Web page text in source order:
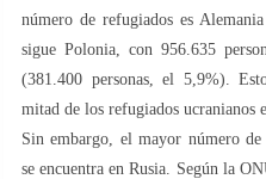
número de refugiados es
sigue Polonia, con 956.635
(381.400 personas, el 5,9%).
mitad de los refugiados ucranianos
Sin embargo, el mayor número de
se encuentra en Rusia. Según la